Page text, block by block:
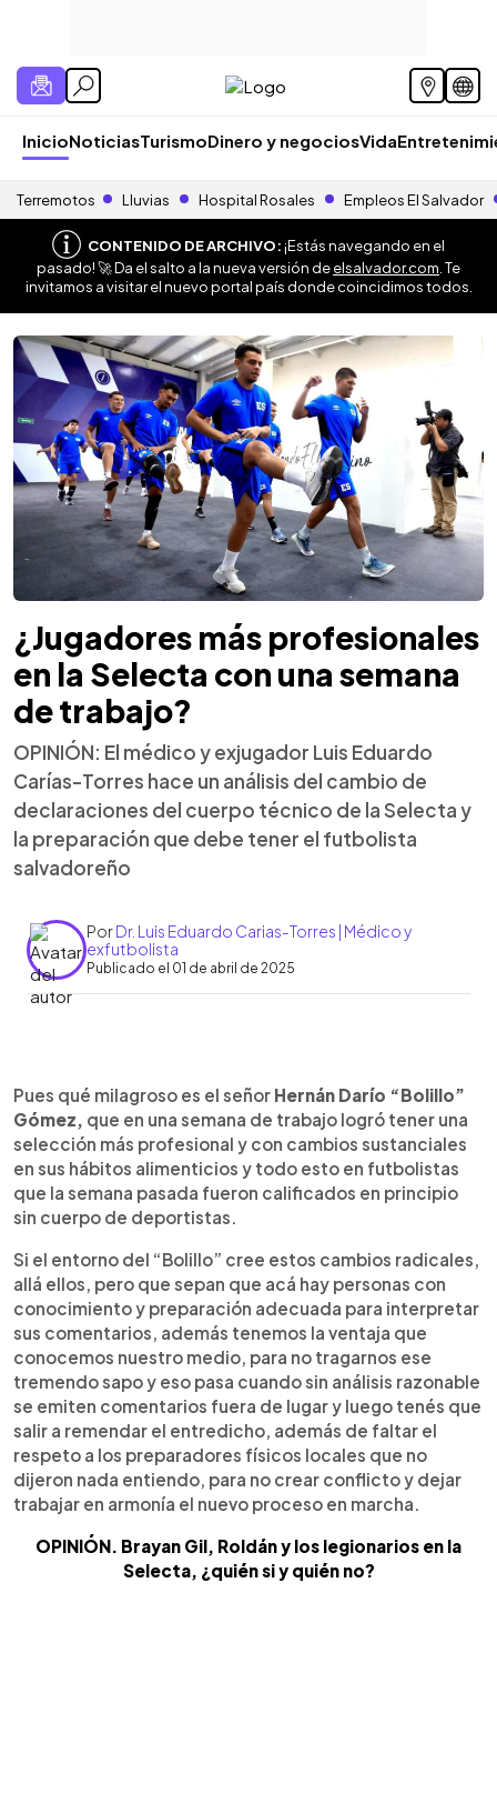
InicioNoticiasTurismoDinero y negociosVida
Terremotos Lluvias Hospital Rosales Empleos El Salvador
CONTENIDO DE ARCHIVO:¡Estás navegando en el
pasado! 🚀 Da el salto a la nueva versión deelsalvador.com . Te
invitamos a visitar el nuevo portal país donde coincidimos todos.
¿Jugadores más profesionales
en la Selecta con una semana
de trabajo?
OPINIÓN: El médico y exjugador Luis Eduardo
Carías-Torres hace un análisis del cambio de
declaraciones del cuerpo técnico de la Selecta y
la preparación que debe tener el futbolista
salvadoreño
PorDr. Luis Eduardo Carias-Torres | Médico y
exfutbolista
Publicado el 01 de abril de 2025
Escuchar artículo
Pues qué milagroso es el señor Hernán Darío “Bolillo”
Gómez, que en una semana de trabajo logró tener una
selección más profesional y con cambios sustanciales
en sus hábitos alimenticios y todo esto en futbolistas
que la semana pasada fueron calificados en principio
sin cuerpo de deportistas.
Si el entorno del “Bolillo” cree estos cambios radicales,
allá ellos, pero que sepan que acá hay personas con
conocimiento y preparación adecuada para interpretar
sus comentarios, además tenemos la ventaja que
conocemos nuestro medio, para no tragarnos ese
tremendo sapo y eso pasa cuando sin análisis razonable
se emiten comentarios fuera de lugar y luego tenés que
salir a remendar el entredicho, además de faltar el
respeto a los preparadores físicos locales que no
dijeron nada entiendo, para no crear conflicto y dejar
trabajar en armonía el nuevo proceso en marcha.
OPINIÓN. Brayan Gil, Roldán y los legionarios en la
Selecta, ¿quién si y quién no?